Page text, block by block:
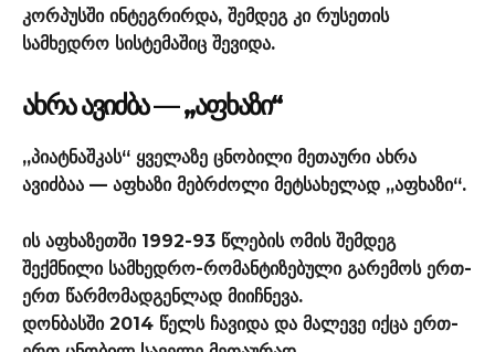
კორპუსში ინტეგრირდა, შემდეგ კი რუსეთის
სამხედრო სისტემაშიც შევიდა.
ᲐᲮᲠᲐ ᲐᲕᲘᲫᲑᲐ — „ᲐᲤᲮᲐᲖᲘ“
„პიატნაშკას“ ყველაზე ცნობილი მეთაური ახრა
ავიძბაა — აფხაზი მებრძოლი მეტსახელად „აფხაზი“.
ის აფხაზეთში 1992-93 წლების ომის შემდეგ
შექმნილი სამხედრო-რომანტიზებული გარემოს ერთ-
ერთ წარმომადგენლად მიიჩნევა.
დონბასში 2014 წელს ჩავიდა და მალევე იქცა ერთ-